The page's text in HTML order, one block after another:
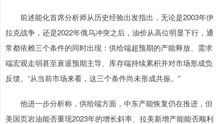
前述能化首席分析师从历史经验出发指出，无论是2003年伊
拉克战争，还是2022年俄乌冲突之后，油价从高位明显下行，通
常都依赖三个条件的同时出现：供给端超预期的产能释放、需求
端宏观走弱甚至衰退预期主导、库存端持续累积并对市场形成负
反馈。“从当前市场来看，这三个条件尚未形成共振。”
他进一步分析称，供给端方面，中东产能恢复仍在推进，但
美国页岩油能否重现2023年的增长斜率、拉美新增产能能否顺利